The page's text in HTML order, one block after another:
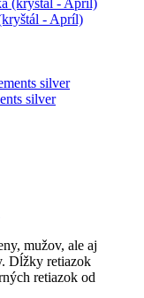
- Apríl)
silver
mužov, ale aj
Dĺžky retiazok
retiazok od